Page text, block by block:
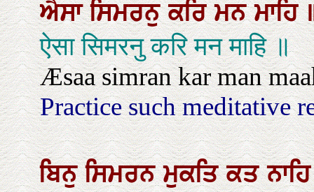
ਐਸਾਸਿਮਰਨੁਕਰਿਮਨਮਾਹਿ
ऐसा सिमरनु करि मन माहि ॥
Æsaa simran kar man
Practice such meditative
ਬਿਨੁਸਿਮਰਨਮੁਕਤਿਕਤ